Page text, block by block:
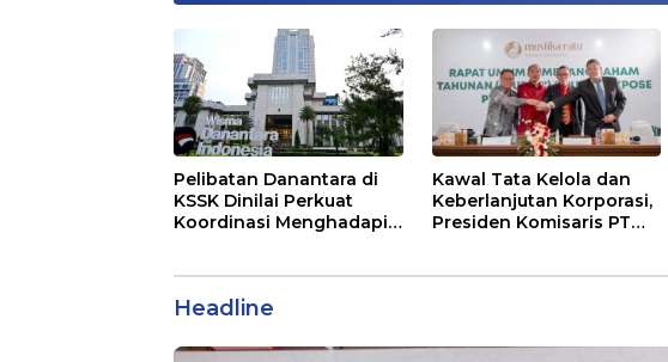
Pelibatan Danantara di
KSSK Dinilai Perkuat
Koordinasi Menghadapi
Kawal Tata Kelola dan
Keberlanjutan Korporasi,
Presiden Komisaris PT
Headline